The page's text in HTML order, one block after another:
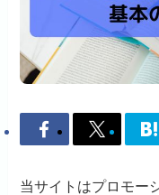
当サイトはプロモー